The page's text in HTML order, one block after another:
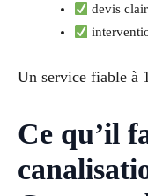
devis clair
Un service fiable à
Ce qu’il